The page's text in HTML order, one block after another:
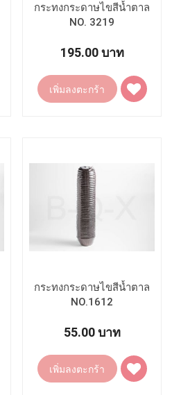
กระทงกระดาษไขสีน้ำตาล
NO. 3219
195.00 บาท
เพิ่มลงตะกร้า
เพิ่ม
ไป
กระทงกระดาษไขสีน้ำตาล
NO.1612
55.00 บาท
เพิ่มลงตะกร้า
เพิ่ม
ไป